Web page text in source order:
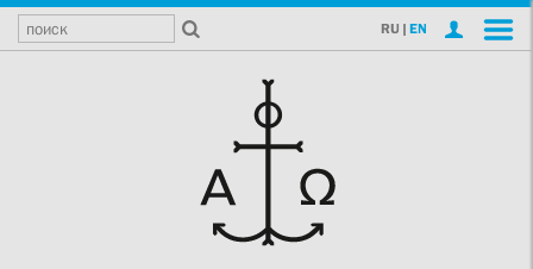
RU | EN